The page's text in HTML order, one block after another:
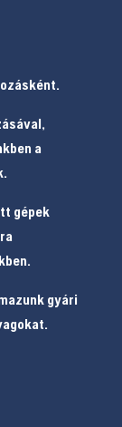
a
gépek
gyári